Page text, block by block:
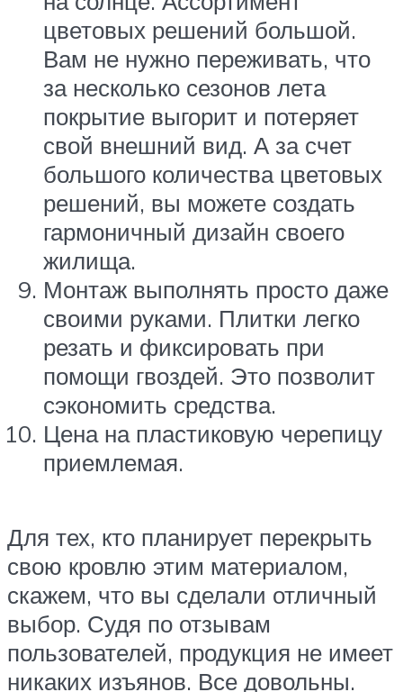
цветовых решений большой.
Вам не нужно переживать, что
за несколько сезонов лета
покрытие выгорит и потеряет
свой внешний вид. А за счет
большого количества цветовых
решений, вы можете создать
гармоничный дизайн своего
жилища.
Монтаж выполнять просто даже
своими руками. Плитки легко
резать и фиксировать при
помощи гвоздей. Это позволит
сэкономить средства.
Цена на пластиковую черепицу
приемлемая.
Для тех, кто планирует перекрыть
свою кровлю этим материалом,
скажем, что вы сделали отличный
выбор. Судя по отзывам
пользователей, продукция не имеет
никаких изъянов. Все довольны.